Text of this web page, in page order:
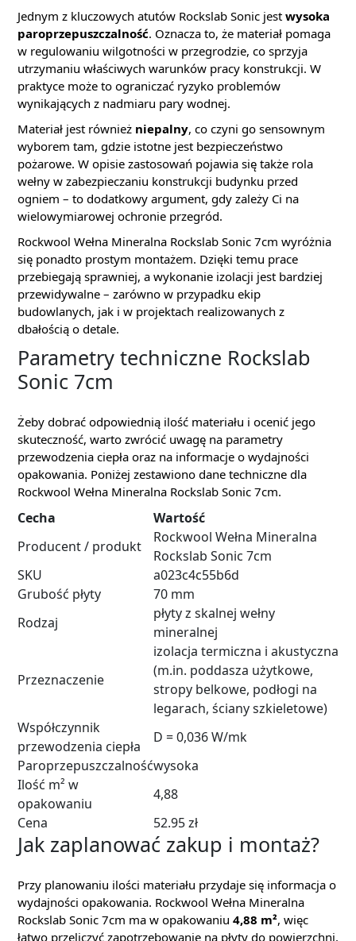
Jednym z kluczowych atutów Rockslab Sonic jest wysoka
paroprzepuszczalność. Oznacza to, że materiał pomaga
w regulowaniu wilgotności w przegrodzie, co sprzyja
utrzymaniu właściwych warunków pracy konstrukcji. W
praktyce może to ograniczać ryzyko problemów
wynikających z nadmiaru pary wodnej.
Materiał jest również niepalny, co czyni go sensownym
wyborem tam, gdzie istotne jest bezpieczeństwo
pożarowe. W opisie zastosowań pojawia się także rola
wełny w zabezpieczaniu konstrukcji budynku przed
ogniem – to dodatkowy argument, gdy zależy Ci na
wielowymiarowej ochronie przegród.
Rockwool Wełna Mineralna Rockslab Sonic 7cm wyróżnia
się ponadto prostym montażem. Dzięki temu prace
przebiegają sprawniej, a wykonanie izolacji jest bardziej
przewidywalne – zarówno w przypadku ekip
budowlanych, jak i w projektach realizowanych z
dbałością o detale.
Parametry techniczne Rockslab
Sonic 7cm
Żeby dobrać odpowiednią ilość materiału i ocenić jego
skuteczność, warto zwrócić uwagę na parametry
przewodzenia ciepła oraz na informacje o wydajności
opakowania. Poniżej zestawiono dane techniczne dla
Rockwool Wełna Mineralna Rockslab Sonic 7cm.
Cecha
Wartość
Producent / produkt
Rockwool Wełna Mineralna
Rockslab Sonic 7cm
SKU
a023c4c55b6d
Grubość płyty
70 mm
Rodzaj
płyty z skalnej wełny
mineralnej
Przeznaczenie
izolacja termiczna i akustyczna
(m.in. poddasza użytkowe,
stropy belkowe, podłogi na
legarach, ściany szkieletowe)
Współczynnik
przewodzenia ciepła
D = 0,036 W/mk
Paroprzepuszczalnośćwysoka
Ilość m² w
opakowaniu
4,88
Cena
52.95 zł
Jak zaplanować zakup i montaż?
Przy planowaniu ilości materiału przydaje się informacja o
wydajności opakowania. Rockwool Wełna Mineralna
Rockslab Sonic 7cm ma w opakowaniu 4,88 m², więc
łatwo przeliczyć zapotrzebowanie na płyty do powierzchni,